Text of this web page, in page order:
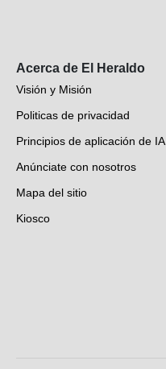
Acerca de El Heraldo
Visión y Misión
Politicas de privacidad
Principios de aplicación de IA
Anúnciate con nosotros
Mapa del sitio
Kiosco